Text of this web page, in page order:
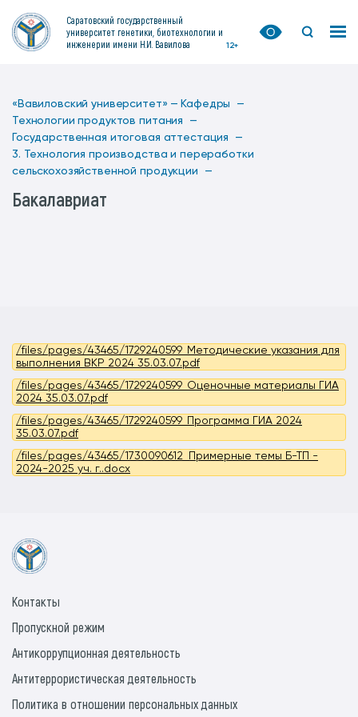
Саратовский государственный
университет генетики, биотехнологии и
инженерии имени Н.И. Вавилова
12+
«Вавиловский университет» — Кафедры —
Технологии продуктов питания —
Государственная итоговая аттестация —
3. Технология производства и переработки
сельскохозяйственной продукции —
Бакалавриат
/files/pages/43465/1729240599_Методические указания для
выполнения ВКР 2024 35.03.07.pdf
/files/pages/43465/1729240599_Оценочные материалы ГИА
2024 35.03.07.pdf
/files/pages/43465/1729240599_Программа ГИА 2024
35.03.07.pdf
/files/pages/43465/1730090612_Примерные темы Б-ТП -
2024-2025 уч. г..docx
Контакты
Пропускной режим
Антикоррупционная деятельность
Антитеррористическая деятельность
Политика в отношении персональных данных